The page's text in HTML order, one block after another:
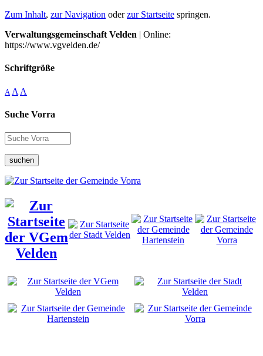
Zum Inhalt, zur Navigation oderzur Startseite springen.
Verwaltungsgemeinschaft Velden | Online:
https://www.vgvelden.de/
Schriftgröße
A A A
Suche Vorra
suchen